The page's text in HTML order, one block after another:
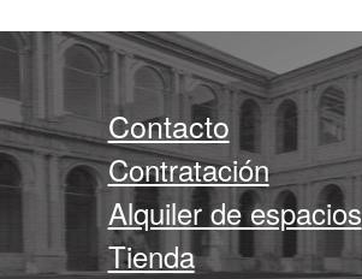
Contacto
Contratación
Alquiler de espacios
Tienda